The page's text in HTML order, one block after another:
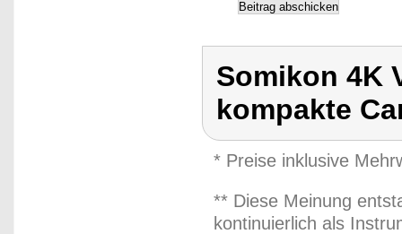
Somikon 4K
kompakte
* Preise inklusive
** Diese Meinung
kontinuierlich als